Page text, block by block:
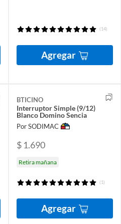
(14)
Agregar
BTICINO
Interruptor Simple (9/12)
Blanco Domino Sencia
Por SODIMAC
$ 1.690
Retira mañana
(1)
Agregar